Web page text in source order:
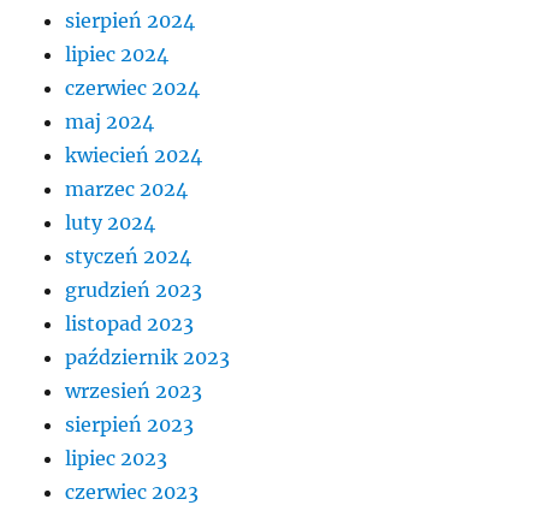
sierpień 2024
lipiec 2024
czerwiec 2024
maj 2024
kwiecień 2024
marzec 2024
luty 2024
styczeń 2024
grudzień 2023
listopad 2023
październik 2023
wrzesień 2023
sierpień 2023
lipiec 2023
czerwiec 2023